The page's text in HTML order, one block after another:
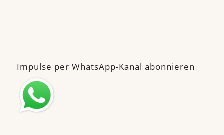
Impulse per WhatsApp-Kanal abonnieren